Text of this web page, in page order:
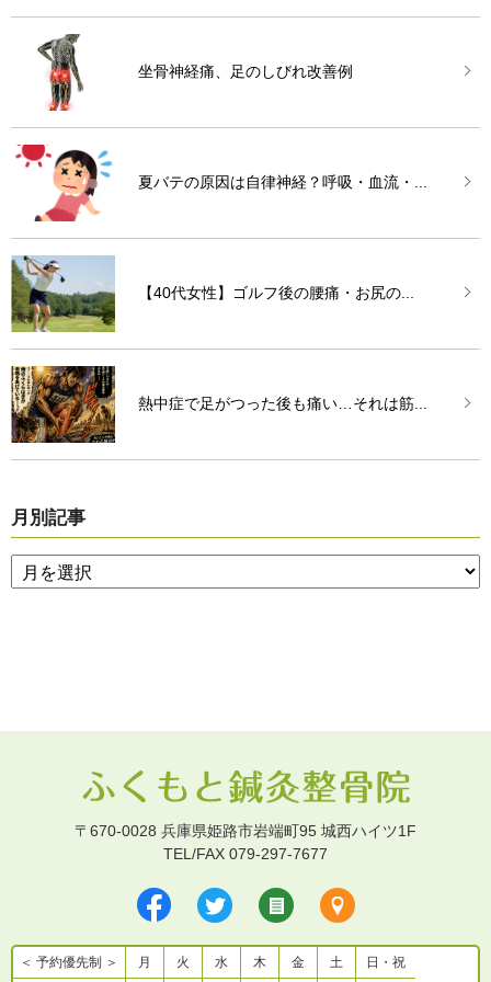
坐骨神経痛、足のしびれ改善例
夏バテの原因は自律神経？呼吸・血流・...
【40代女性】ゴルフ後の腰痛・お尻の...
熱中症で足がつった後も痛い…それは筋...
月別記事
〒670-0028 兵庫県姫路市岩端町95 城西ハイツ1F
TEL/FAX 079-297-7677
＜ 予約優先制 ＞ 月 火 水 木 金 土 日・祝